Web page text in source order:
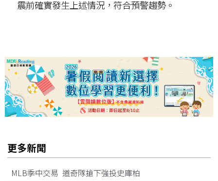
震前確實發生上述情況，符合預警趨勢。
更多新聞
MLB季中交易 道奇隊搶下強投史庫柏